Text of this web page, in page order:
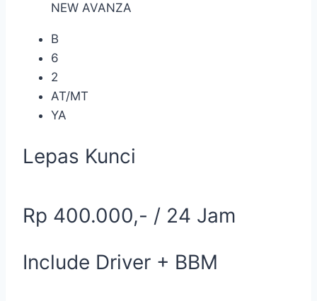
NEW AVANZA
B
6
2
AT/MT
YA
Lepas Kunci
Rp 400.000,- / 24 Jam
Include Driver + BBM